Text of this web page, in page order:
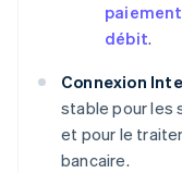
débit.
Connexion
stable pour les
et pour le
bancaire.